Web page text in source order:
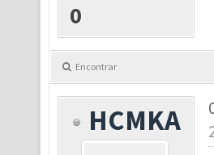
0
Encontrar
HCMKA